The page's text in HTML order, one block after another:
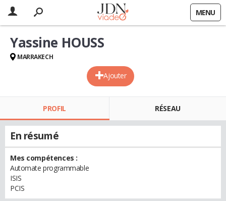
MENU
Ajouter
Yassine HOUSS
MARRAKECH
PROFIL RÉSEAU
En résumé
Mes compétences :
Automate programmable
ISIS
PCIS